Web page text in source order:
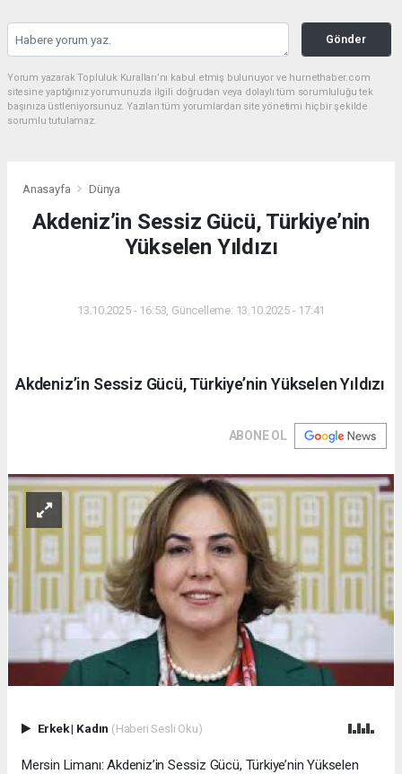
Gönder
Yorum yazarak Topluluk Kuralları’nı kabul etmiş bulunuyor ve hurnethaber.com
sitesine yaptığınız yorumunuzla ilgili doğrudan veya dolaylı tüm sorumluluğu tek
başınıza üstleniyorsunuz. Yazılan tüm yorumlardan site yönetimi hiçbir şekilde
sorumlu tutulamaz.
Anasayfa Dünya
Akdeniz’in Sessiz Gücü, Türkiye’nin
Yükselen Yıldızı
13.10.2025 - 16:53, Güncelleme: 13.10.2025 - 17:41
Akdeniz’in Sessiz Gücü, Türkiye’nin Yükselen Yıldızı
ABONE OL
Erkek| Kadın (Haberi Sesli Oku)
Mersin Limanı: Akdeniz’in Sessiz Gücü, Türkiye’nin Yükselen